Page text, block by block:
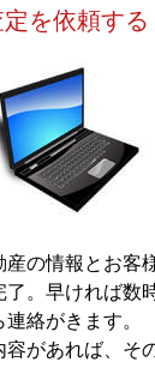
を依頼する
の情報とお客
了。早ければ数
絡がきます。
があれば、そ